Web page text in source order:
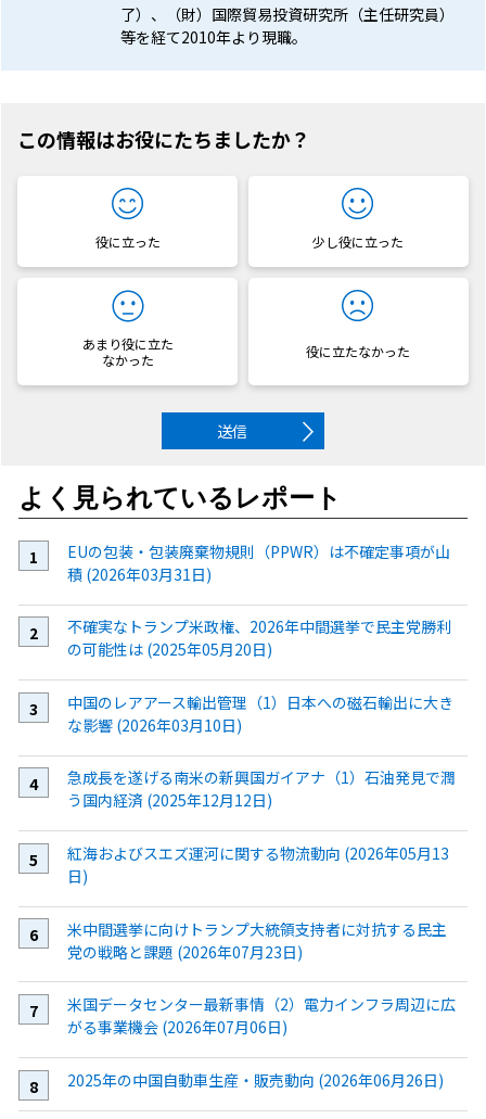
了）、（財）国際貿易投資研究所（主任研究員）
等を経て2010年より現職。
この情報はお役にたちましたか？
役に立った 少し役に立った
あまり役に立た
なかった
役に立たなかった
送信
よく見られているレポート
EUの包装・包装廃棄物規則（PPWR）は不確定事項が山
積 (2026年03月31日)
不確実なトランプ米政権、2026年中間選挙で民主党勝利
の可能性は (2025年05月20日)
中国のレアアース輸出管理（1）日本への磁石輸出に大き
な影響 (2026年03月10日)
急成長を遂げる南米の新興国ガイアナ（1）石油発見で潤
う国内経済 (2025年12月12日)
紅海およびスエズ運河に関する物流動向 (2026年05月13
日)
米中間選挙に向けトランプ大統領支持者に対抗する民主
党の戦略と課題 (2026年07月23日)
米国データセンター最新事情（2）電力インフラ周辺に広
がる事業機会 (2026年07月06日)
2025年の中国自動車生産・販売動向 (2026年06月26日)